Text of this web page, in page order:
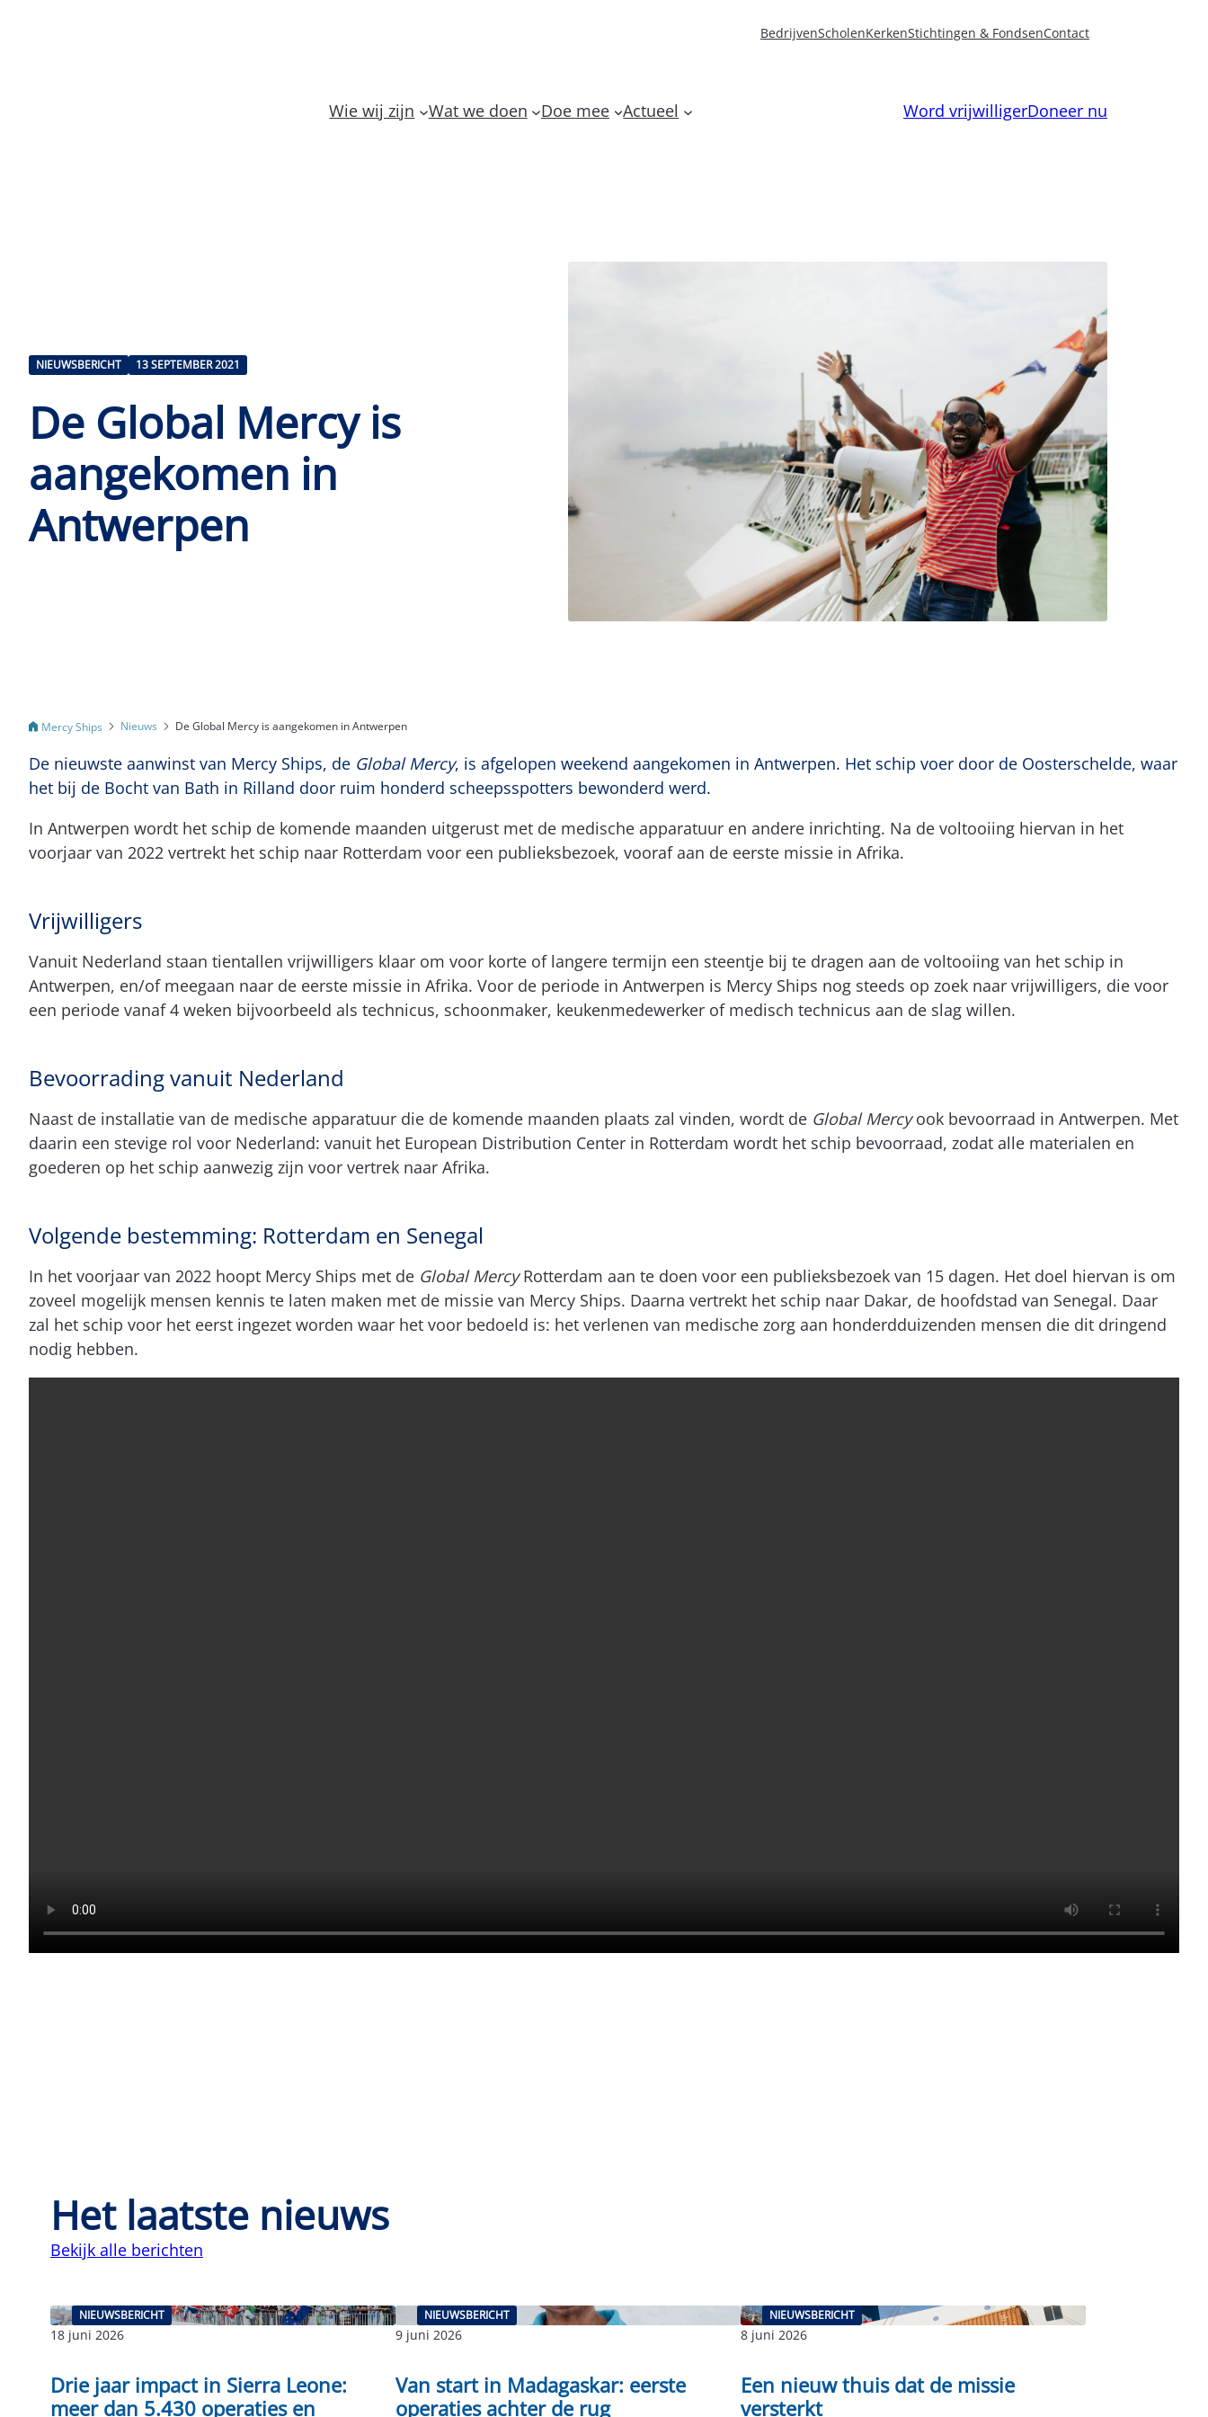
BedrijvenScholenKerkenStichtingen & FondsenContact
Wie wij zijn Wat we doen Doe mee Actueel Word vrijwilligerDoneer nu
NIEUWSBERICHT 13 SEPTEMBER 2021
De Global Mercy is
aangekomen in
Antwerpen
Mercy Ships Nieuws De Global Mercy is aangekomen in Antwerpen
De nieuwste aanwinst van Mercy Ships, de Global Mercy, is afgelopen weekend aangekomen in Antwerpen. Het schip voer door de Oosterschelde, waar
het bij de Bocht van Bath in Rilland door ruim honderd scheepsspotters bewonderd werd.
In Antwerpen wordt het schip de komende maanden uitgerust met de medische apparatuur en andere inrichting. Na de voltooiing hiervan in het
voorjaar van 2022 vertrekt het schip naar Rotterdam voor een publieksbezoek, vooraf aan de eerste missie in Afrika.
Vrijwilligers
Vanuit Nederland staan tientallen vrijwilligers klaar om voor korte of langere termijn een steentje bij te dragen aan de voltooiing van het schip in
Antwerpen, en/of meegaan naar de eerste missie in Afrika. Voor de periode in Antwerpen is Mercy Ships nog steeds op zoek naar vrijwilligers, die voor
een periode vanaf 4 weken bijvoorbeeld als technicus, schoonmaker, keukenmedewerker of medisch technicus aan de slag willen.
Bevoorrading vanuit Nederland
Naast de installatie van de medische apparatuur die de komende maanden plaats zal vinden, wordt de Global Mercyook bevoorraad in Antwerpen. Met
daarin een stevige rol voor Nederland: vanuit het European Distribution Center in Rotterdam wordt het schip bevoorraad, zodat alle materialen en
goederen op het schip aanwezig zijn voor vertrek naar Afrika.
Volgende bestemming: Rotterdam en Senegal
In het voorjaar van 2022 hoopt Mercy Ships met de Global MercyRotterdam aan te doen voor een publieksbezoek van 15 dagen. Het doel hiervan is om
zoveel mogelijk mensen kennis te laten maken met de missie van Mercy Ships. Daarna vertrekt het schip naar Dakar, de hoofdstad van Senegal. Daar
zal het schip voor het eerst ingezet worden waar het voor bedoeld is: het verlenen van medische zorg aan honderdduizenden mensen die dit dringend
nodig hebben.
Het laatste nieuws
Bekijk alle berichten
NIEUWSBERICHT
18 juni 2026
Drie jaar impact in Sierra Leone:
meer dan 5.430 operaties en
NIEUWSBERICHT
9 juni 2026
Van start in Madagaskar: eerste
operaties achter de rug
NIEUWSBERICHT
8 juni 2026
Een nieuw thuis dat de missie
versterkt